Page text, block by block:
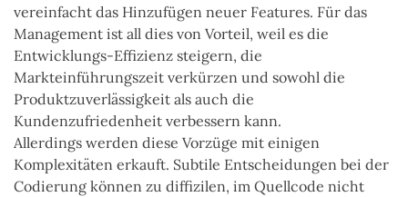
vereinfacht das Hinzufügen neuer Features. Für das
Management ist all dies von Vorteil, weil es die
Entwicklungs-Effizienz steigern, die
Markteinführungszeit verkürzen und sowohl die
Produktzuverlässigkeit als auch die
Kundenzufriedenheit verbessern kann.
Allerdings werden diese Vorzüge mit einigen
Komplexitäten erkauft. Subtile Entscheidungen bei der
Codierung können zu diffizilen, im Quellcode nicht